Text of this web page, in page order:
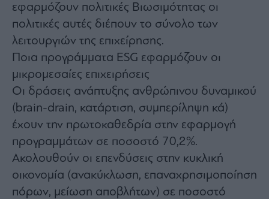
εφαρμόζουν πολιτικές Βιωσιμότητας οι
πολιτικές αυτές διέπουν το σύνολο των
λειτουργιών της επιχείρησης.
Ποια προγράμματα ESG εφαρμόζουν οι
μικρομεσαίες επιχειρήσεις
Οι δράσεις ανάπτυξης ανθρώπινου δυναμικού
(brain-drain, κατάρτιση, συμπερίληψη κά)
έχουν την πρωτοκαθεδρία στην εφαρμογή
προγραμμάτων σε ποσοστό 70,2%.
Ακολουθούν οι επενδύσεις στην κυκλική
οικονομία (ανακύκλωση, επαναχρησιμοποίηση
πόρων, μείωση αποβλήτων) σε ποσοστό